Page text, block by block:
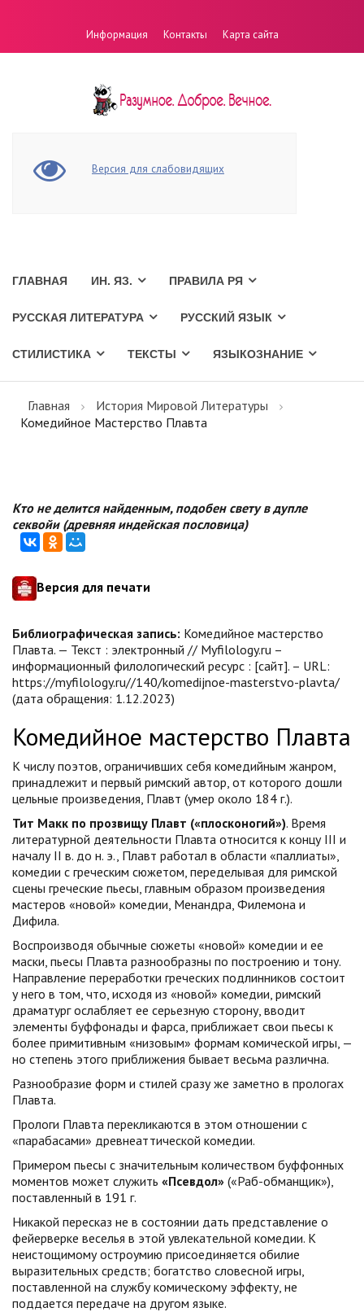
Информация Контакты Карта сайта
Версия для слабовидящих
ГЛАВНАЯ ИН. ЯЗ. ПРАВИЛА РЯ
РУССКАЯ ЛИТЕРАТУРА РУССКИЙ ЯЗЫК
СТИЛИСТИКА ТЕКСТЫ ЯЗЫКОЗНАНИЕ
Главная
История Мировой Литературы
Комедийное Мастерство Плавта
Кто не делится найденным, подобен свету в дупле
секвойи (древняя индейская пословица)
Версия для печати
Библиографическая запись: Комедийное мастерство
Плавта. — Текст : электронный // Myfilology.ru –
информационный филологический ресурс : [сайт]. – URL:
https://myfilology.ru//140/komedijnoe-masterstvo-plavta/
(дата обращения: 1.12.2023)
Комедийное мастерство Плавта
К числу поэтов, ограничивших себя комедийным жанром,
принадлежит и первый римский автор, от которого дошли
цельные произведения, Плавт (умер около 184 г.).
Тит Макк по прозвищу Плавт («плосконогий»). Время
литературной деятельности Плавта относится к концу III и
началу II в. до н. э., Плавт работал в области «паллиаты»,
комедии с греческим сюжетом, переделывая для римской
сцены греческие пьесы, главным образом произведения
мастеров «новой» комедии, Менандра, Филемона и
Дифила.
Воспроизводя обычные сюжеты «новой» комедии и ее
маски, пьесы Плавта разнообразны по построению и тону.
Направление переработки греческих подлинников состоит
у него в том, что, исходя из «новой» комедии, римский
драматург ослабляет ее серьезную сторону, вводит
элементы буффонады и фарса, приближает свои пьесы к
более примитивным «низовым» формам комической игры, —
но степень этого приближения бывает весьма различна.
Разнообразие форм и стилей сразу же заметно в прологах
Плавта.
Прологи Плавта перекликаются в этом отношении с
«парабасами» древнеаттической комедии.
Примером пьесы с значительным количеством буффонных
моментов может служить «Псевдол» («Раб-обманщик»),
поставленный в 191 г.
Никакой пересказ не в состоянии дать представление о
фейерверке веселья в этой увлекательной комедии. К
неистощимому остроумию присоединяется обилие
выразительных средств; богатство словесной игры,
поставленной на службу комическому эффекту, не
поддается передаче на другом языке.